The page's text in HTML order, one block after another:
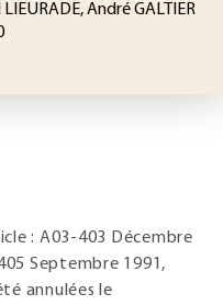
André GALTIER
: A03-403 Décembre
Septembre 1991,
annulées le